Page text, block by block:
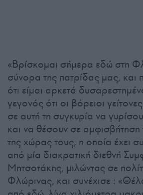
«Βρίσκομαι σήμερα εδώ στη
σύνορα της πατρίδας μας, και
ότι είμαι αρκετά
γεγονός ότι οι βόρειοι
σε αυτή τη συγκυρία να
και να θέσουν σε αμφισβήτηση
της χώρας τους, η οποία έχει
από μία διακρατική διεθνή
Μητσοτάκης, μιλώντας σε
Φλώρινας, και συνέχισε :